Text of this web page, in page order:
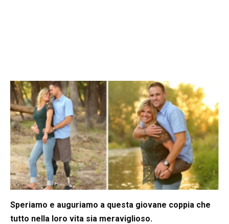
Speriamo e auguriamo a questa giovane coppia che
tutto nella loro vita sia meraviglioso.